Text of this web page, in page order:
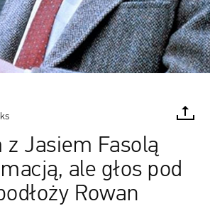
z Jasiem Fasolą
ale głos pod
Rowan
FACEBOOK TWITTER PINTEREST